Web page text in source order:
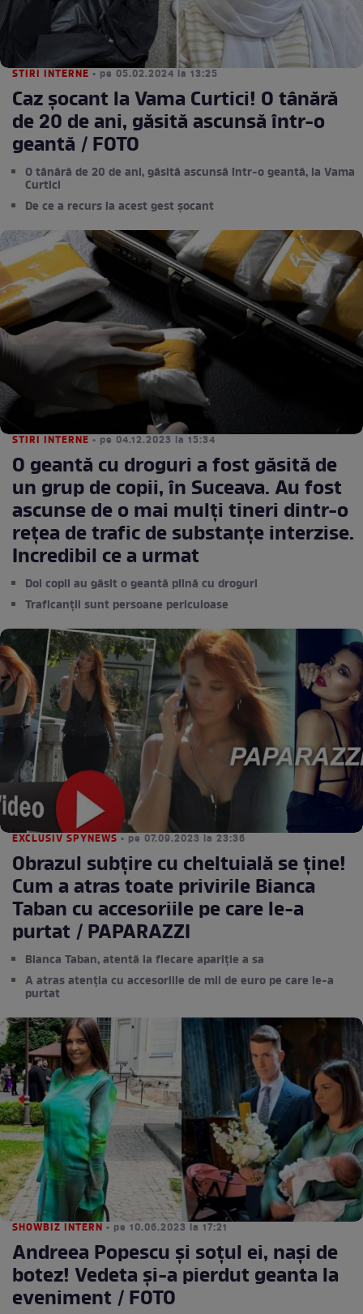
STIRI INTERNE • pe 05.02.2024 la 13:25
Caz șocant la Vama Curtici! O tânără
de 20 de ani, găsită ascunsă într-o
geantă / FOTO
O tânără de 20 de ani, găsită ascunsă într-o geantă, la Vama
Curtici
De ce a recurs la acest gest șocant
STIRI INTERNE • pe 04.12.2023 la 15:34
O geantă cu droguri a fost găsită de
un grup de copii, în Suceava. Au fost
ascunse de o mai mulți tineri dintr-o
rețea de trafic de substanțe interzise.
Incredibil ce a urmat
Doi copii au găsit o geantă plină cu droguri
Traficanții sunt persoane periculoase
EXCLUSIV SPYNEWS • pe 07.09.2023 la 23:36
Obrazul subțire cu cheltuială se ține!
Cum a atras toate privirile Bianca
Taban cu accesoriile pe care le-a
purtat / PAPARAZZI
Bianca Taban, atentă la fiecare apariție a sa
A atras atenția cu accesoriile de mii de euro pe care le-a
purtat
SHOWBIZ INTERN • pe 10.06.2023 la 17:21
Andreea Popescu și soțul ei, nași de
botez! Vedeta și-a pierdut geanta la
eveniment / FOTO